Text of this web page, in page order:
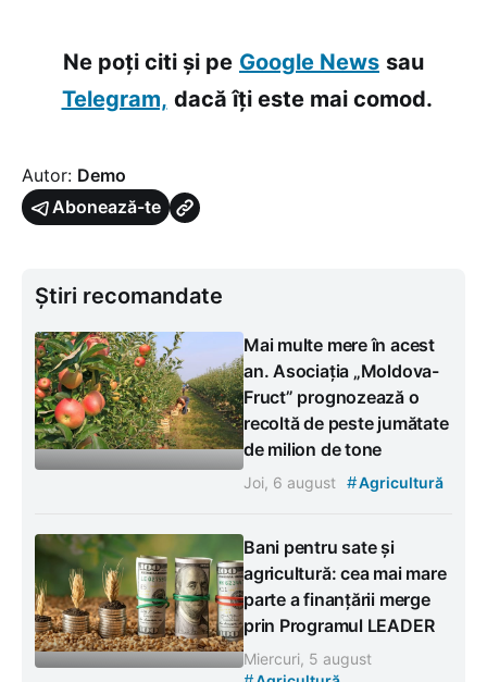
Ne poți citi și pe Google News sau
Telegram, dacă îți este mai comod.
Autor: Demo
Abonează-te
Știri recomandate
Mai multe mere în acest
an. Asociația „Moldova-
Fruct” prognozează o
recoltă de peste jumătate
de milion de tone
Joi, 6 august #Agricultură
Bani pentru sate și
agricultură: cea mai mare
parte a finanțării merge
prin Programul LEADER
Miercuri, 5 august